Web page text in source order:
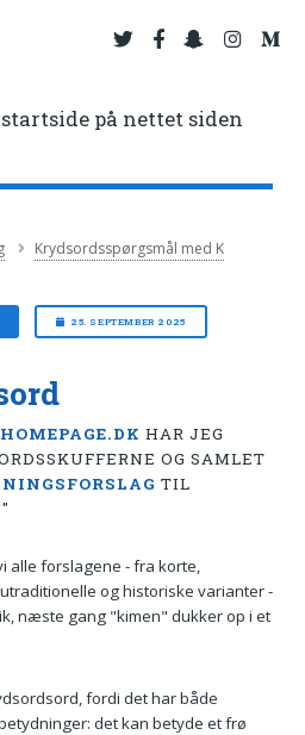
på nettet siden
Krydsordsspørgsmål med K
25. SEPTEMBER 2025
HAR JEG
OG SAMLET
TIL
alle forslagene - fra korte,
og historiske varianter -
næste gang "kimen" dukker op i et
fordi det har både
det kan betyde et frø